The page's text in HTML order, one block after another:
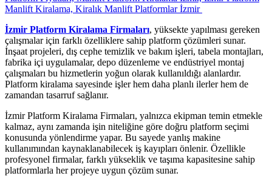
İzmir Platform Kiralama Firmaları, yüksekte yapılması gereken
çalışmalar için farklı özelliklere sahip platform çözümleri sunar.
İnşaat projeleri, dış cephe temizlik ve bakım işleri, tabela montajları,
fabrika içi uygulamalar, depo düzenleme ve endüstriyel montaj
çalışmaları bu hizmetlerin yoğun olarak kullanıldığı alanlardır.
Platform kiralama sayesinde işler hem daha planlı ilerler hem de
zamandan tasarruf sağlanır.
İzmir Platform Kiralama Firmaları, yalnızca ekipman temin etmekle
kalmaz, aynı zamanda işin niteliğine göre doğru platform seçimi
konusunda yönlendirme yapar. Bu sayede yanlış makine
kullanımından kaynaklanabilecek iş kayıpları önlenir. Özellikle
profesyonel firmalar, farklı yükseklik ve taşıma kapasitesine sahip
platformlarla her projeye uygun çözüm sunar.